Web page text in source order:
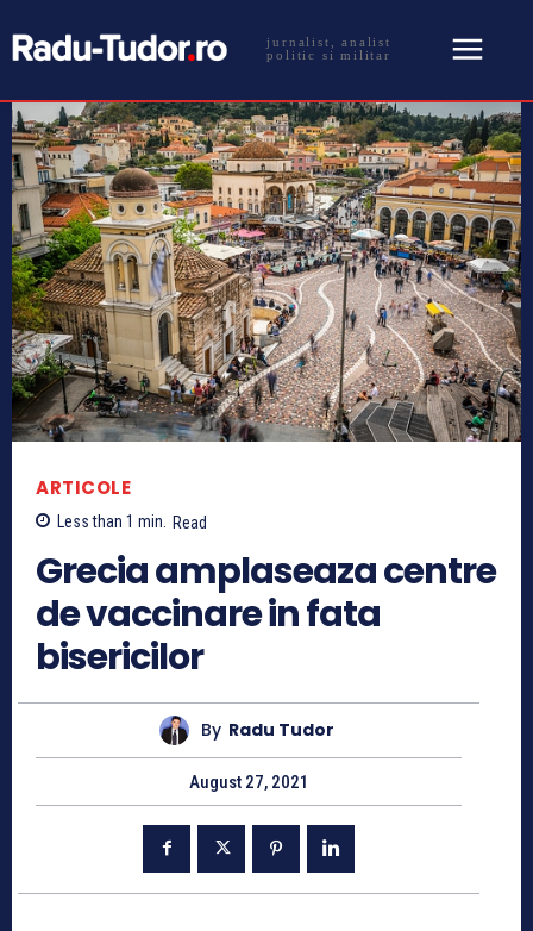
jurnalist, analist
politic si militar
ARTICOLE
Less than 1 min. Read
Grecia amplaseaza centre
de vaccinare in fata
bisericilor
By Radu Tudor
August 27, 2021